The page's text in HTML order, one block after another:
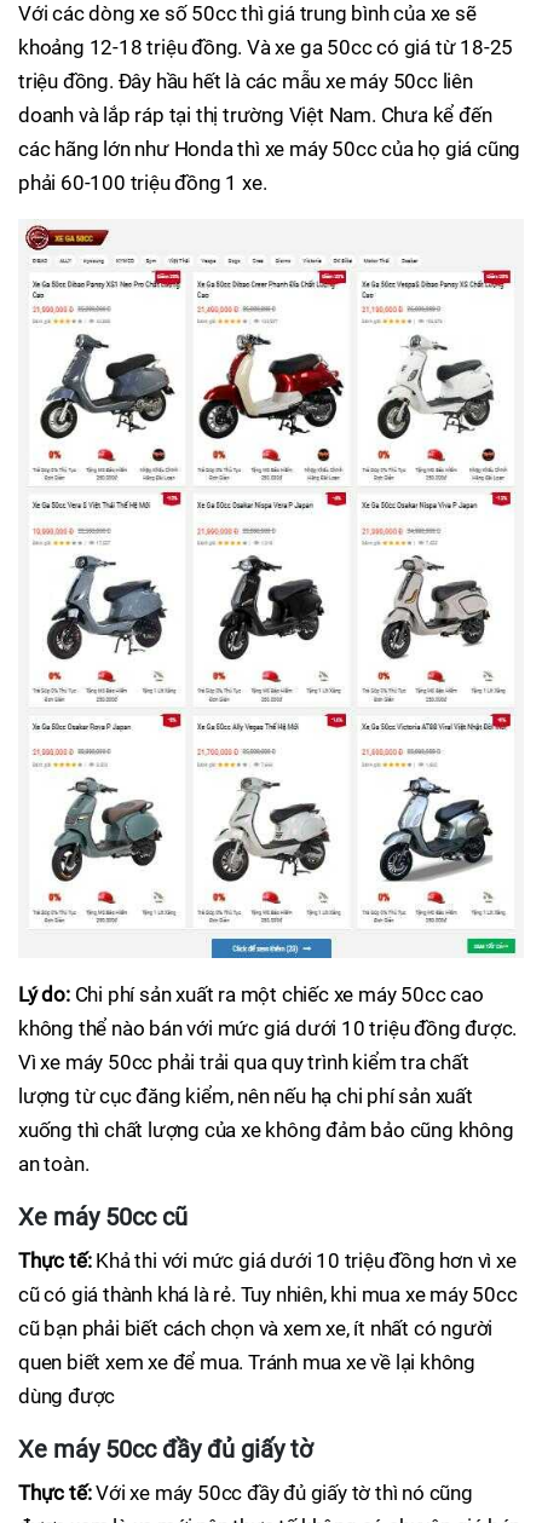
Với các dòng xe số 50cc thì giá trung bình của xe sẽ
khoảng 12-18 triệu đồng. Và xe ga 50cc có giá từ 18-25
triệu đồng. Đây hầu hết là các mẫu xe máy 50cc liên
doanh và lắp ráp tại thị trường Việt Nam. Chưa kể đến
các hãng lớn như Honda thì xe máy 50cc của họ giá cũng
phải 60-100 triệu đồng 1 xe.
Lý do: Chi phí sản xuất ra một chiếc xe máy 50cc cao
không thể nào bán với mức giá dưới 10 triệu đồng được.
Vì xe máy 50cc phải trải qua quy trình kiểm tra chất
lượng từ cục đăng kiểm, nên nếu hạ chi phí sản xuất
xuống thì chất lượng của xe không đảm bảo cũng không
an toàn.
Xe máy 50cc cũ
Thực tế: Khả thi với mức giá dưới 10 triệu đồng hơn vì xe
cũ có giá thành khá là rẻ. Tuy nhiên, khi mua xe máy 50cc
cũ bạn phải biết cách chọn và xem xe, ít nhất có người
quen biết xem xe để mua. Tránh mua xe về lại không
dùng được
Xe máy 50cc đầy đủ giấy tờ
Thực tế:Với xe máy 50cc đầy đủ giấy tờ thì nó cũng